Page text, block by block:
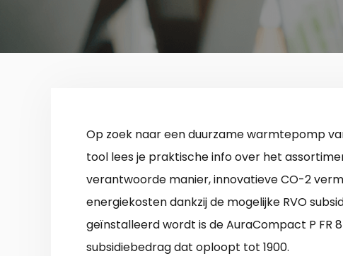
Op zoek naar een duurzame warmtepomp
tool lees je praktische info over het
verantwoorde manier, innovatieve CO-2
energiekosten dankzij de mogelijke RVO
geïnstalleerd wordt is de AuraCompact P FR
subsidiebedrag dat oploopt tot 1900.